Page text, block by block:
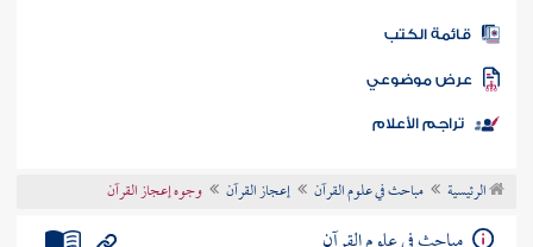
المكتبة
الكتب
موضوعي
تراجم الأعلام
الرئيسية مباحث في علوم القرآن إعجاز القرآن وجوه إعجاز القرآن